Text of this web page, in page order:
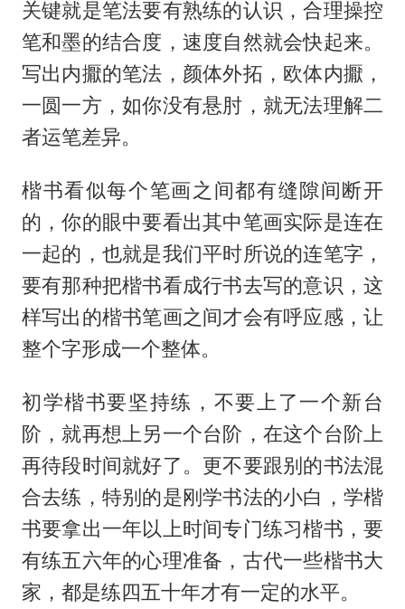
关键就是笔法要有熟练的认识，合理操控
笔和墨的结合度，速度自然就会快起来。
写出内擫的笔法，颜体外拓，欧体内擫，
一圆一方，如你没有悬肘，就无法理解二
者运笔差异。
楷书看似每个笔画之间都有缝隙间断开
的，你的眼中要看出其中笔画实际是连在
一起的，也就是我们平时所说的连笔字，
要有那种把楷书看成行书去写的意识，这
样写出的楷书笔画之间才会有呼应感，让
整个字形成一个整体。
初学楷书要坚持练，不要上了一个新台
阶，就再想上另一个台阶，在这个台阶上
再待段时间就好了。更不要跟别的书法混
合去练，特别的是刚学书法的小白，学楷
书要拿出一年以上时间专门练习楷书，要
有练五六年的心理准备，古代一些楷书大
家，都是练四五十年才有一定的水平。